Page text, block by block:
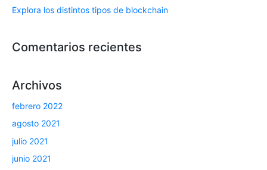
Explora los distintos tipos de blockchain
Comentarios recientes
Archivos
febrero 2022
agosto 2021
julio 2021
junio 2021